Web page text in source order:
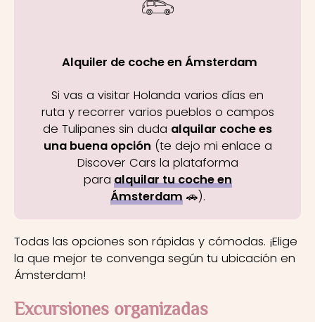
Alquiler de coche en Ámsterdam
Si vas a visitar Holanda varios días en
ruta y recorrer varios pueblos o campos
de Tulipanes sin duda alquilar coche es
una buena opción (te dejo mi enlace a
Discover Cars la plataforma
para alquilar tu coche en
Ámsterdam🚗).
Todas las opciones son rápidas y cómodas. ¡Elige
la que mejor te convenga según tu ubicación en
Ámsterdam!
Excursiones organizadas